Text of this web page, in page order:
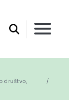
društvo,